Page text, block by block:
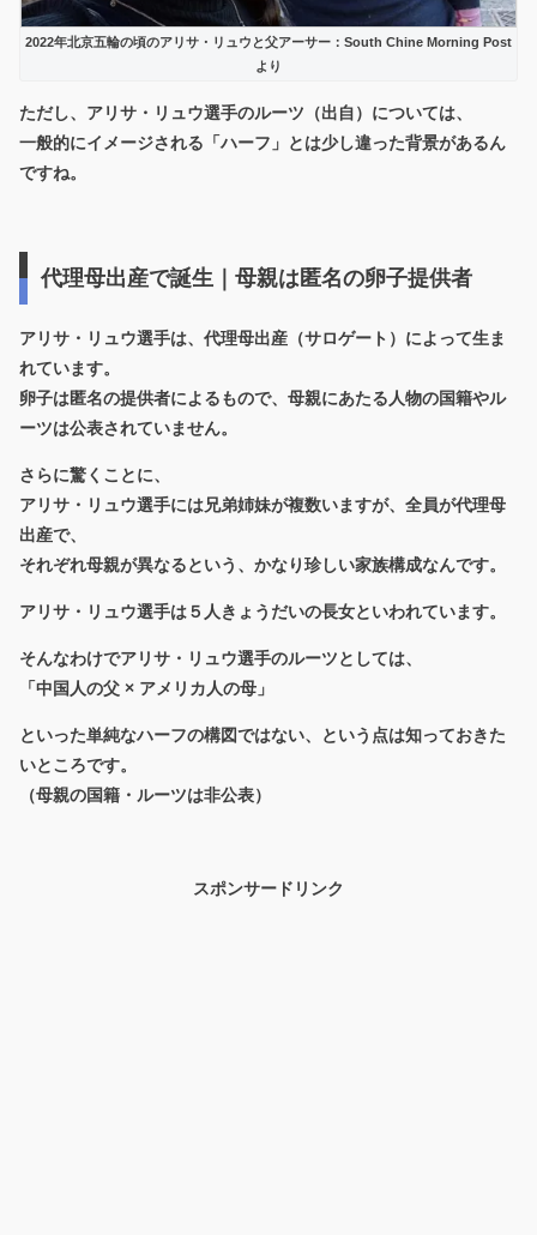
2022年北京五輪の頃のアリサ・リュウと父アーサー：South Chine Morning Post
より
ただし、アリサ・リュウ選手のルーツ（出自）については、
一般的にイメージされる「ハーフ」とは少し違った背景があるん
ですね。
代理母出産で誕生｜母親は匿名の卵子提供者
アリサ・リュウ選手は、 代理母出産（サロゲート） によって生ま
れています。
卵子は匿名の提供者によるもので、母親にあたる人物の国籍やル
ーツは公表されていません。
さらに驚くことに、
アリサ・リュウ選手には兄弟姉妹が複数いますが、 全員が代理母
出産で、
それぞれ母親が異なるという、かなり珍しい家族構成なんです。
アリサ・リュウ選手は５人きょうだいの長女といわれています。
そんなわけでアリサ・リュウ選手のルーツとしては、
「中国人の父 × アメリカ人の母」
といった単純なハーフの構図ではない、という点は知っておきた
いところです。
（母親の国籍・ルーツは非公表）
スポンサードリンク